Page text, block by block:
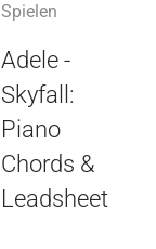
Spielen
Adele -
Skyfall:
Piano
Chords &
Leadsheet